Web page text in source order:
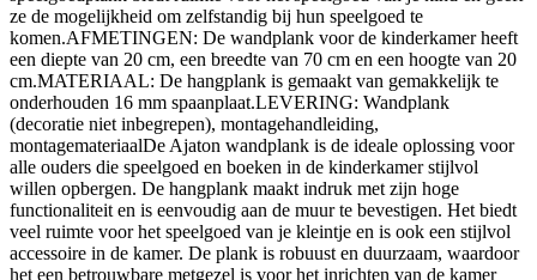
ze de mogelijkheid om zelfstandig bij hun speelgoed te
komen.AFMETINGEN: De wandplank voor de kinderkamer heeft
een diepte van 20 cm, een breedte van 70 cm en een hoogte van 20
cm.MATERIAAL: De hangplank is gemaakt van gemakkelijk te
onderhouden 16 mm spaanplaat.LEVERING: Wandplank
(decoratie niet inbegrepen), montagehandleiding,
montagemateriaalDe Ajaton wandplank is de ideale oplossing voor
alle ouders die speelgoed en boeken in de kinderkamer stijlvol
willen opbergen. De hangplank maakt indruk met zijn hoge
functionaliteit en is eenvoudig aan de muur te bevestigen. Het biedt
veel ruimte voor het speelgoed van je kleintje en is ook een stijlvol
accessoire in de kamer. De plank is robuust en duurzaam, waardoor
het een betrouwbare metgezel is voor het inrichten van de kamer